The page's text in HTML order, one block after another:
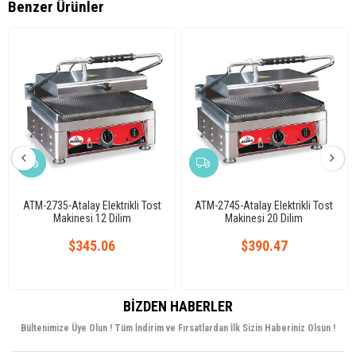
Benzer Ürünler
ATM-2735-Atalay Elektrikli Tost
Makinesi 12 Dilim
$345.06
ATM-2745-Atalay Elektrikli Tost
Makinesi 20 Dilim
$390.47
BIZDEN HABERLER
Bültenimize Üye Olun ! Tüm İndirim ve Fırsatlardan İlk Sizin Haberiniz Olsun !